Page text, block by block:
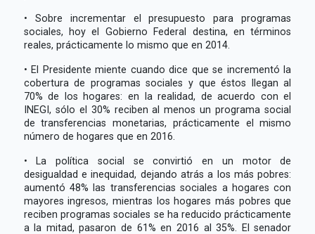
• Sobre incrementar el presupuesto para programas
sociales, hoy el Gobierno Federal destina, en términos
reales, prácticamente lo mismo que en 2014.
• El Presidente miente cuando dice que se incrementó la
cobertura de programas sociales y que éstos llegan al
70% de los hogares: en la realidad, de acuerdo con el
INEGI, sólo el 30% reciben al menos un programa social
de transferencias monetarias, prácticamente el mismo
número de hogares que en 2016.
• La política social se convirtió en un motor de
desigualdad e inequidad, dejando atrás a los más pobres:
aumentó 48% las transferencias sociales a hogares con
mayores ingresos, mientras los hogares más pobres que
reciben programas sociales se ha reducido prácticamente
a la mitad, pasaron de 61% en 2016 al 35%. El senador